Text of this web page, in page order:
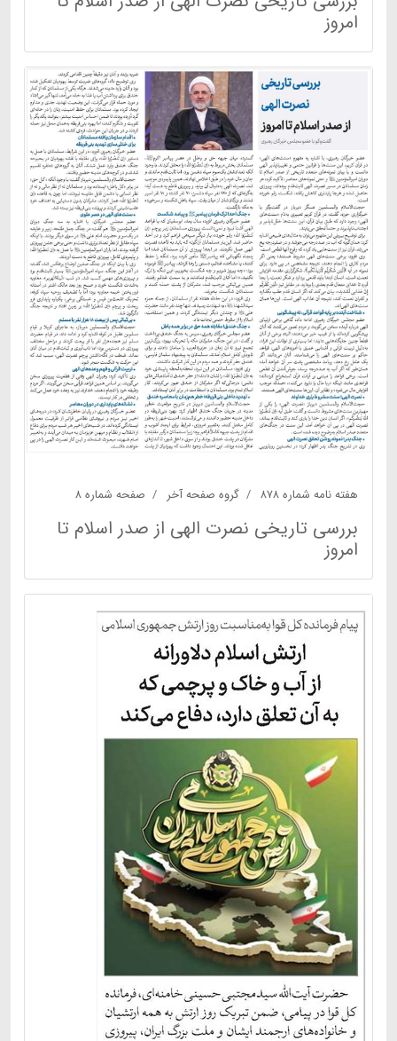
امروز
هفته نامه شماره ۸۷۸ گروه صفحه آخر صفحه شماره ۸
بررسی تاریخی نصرت الهی از صدر اسلام تا
امروز